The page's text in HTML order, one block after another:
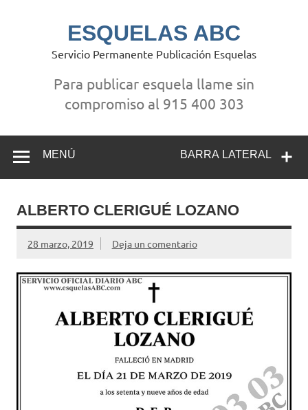
ESQUELAS ABC
Servicio Permanente Publicación Esquelas
Para publicar esquela llame sin
compromiso al 915 400 303
BARRA LATERAL
MENÚ
ALBERTO CLERIGUÉ LOZANO
28 marzo, 2019 Deja un comentario